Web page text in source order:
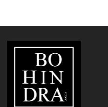
LIBRERÍA
BOHINDRA